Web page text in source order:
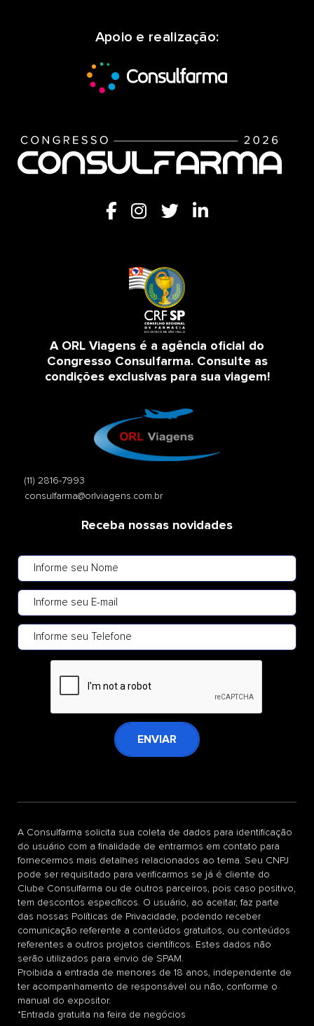
Apoio e realização:
A ORL Viagens é a agência oficial do
Congresso Consulfarma. Consulte as
condições exclusivas para sua viagem!
(11) 2816-7993
consulfarma@orlviagens.com.br
Receba nossas novidades
ENVIAR
A Consulfarma solicita sua coleta de dados para identificação
do usuário com a finalidade de entrarmos em contato para
fornecermos mais detalhes relacionados ao tema. Seu CNPJ
pode ser requisitado para verificarmos se já é cliente do
Clube Consulfarma ou de outros parceiros, pois caso positivo,
tem descontos específicos. O usuário, ao aceitar, faz parte
das nossas Políticas de Privacidade, podendo receber
comunicação referente a conteúdos gratuitos, ou conteúdos
referentes a outros projetos científicos. Estes dados não
serão utilizados para envio de SPAM.
Proibida a entrada de menores de 18 anos, independente de
ter acompanhamento de responsável ou não, conforme o
manual do expositor.
*Entrada gratuita na feira de negócios